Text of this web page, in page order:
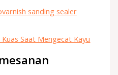
Saat Mengecat Kayu